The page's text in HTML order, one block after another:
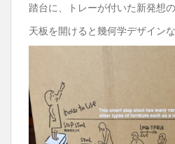
踏台に、トレーが付いた新発想
天板を開けると幾何学デザイン